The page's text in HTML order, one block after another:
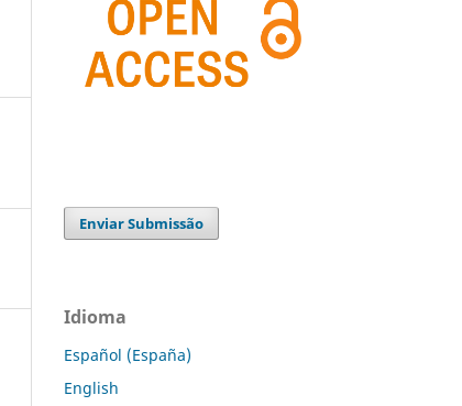
Enviar Submissão
Idioma
Español (España)
English